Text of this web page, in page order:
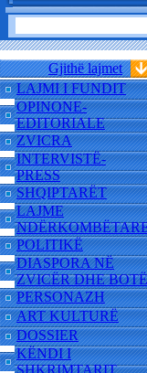
Gjithë lajmet
LAJMI I FUNDIT
OPINONE-
EDITORIALE
ZVICRA
INTERVISTË-
PRESS
SHQIPTARËT
LAJME
POLITIKË
DIASPORA NË
ZVICËR DHE BOTË
PERSONAZH
ART KULTURË
DOSSIER
KËNDI I
SHKRIMTARIT